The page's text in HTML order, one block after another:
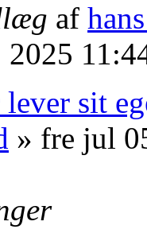
af
sit
» fre jul